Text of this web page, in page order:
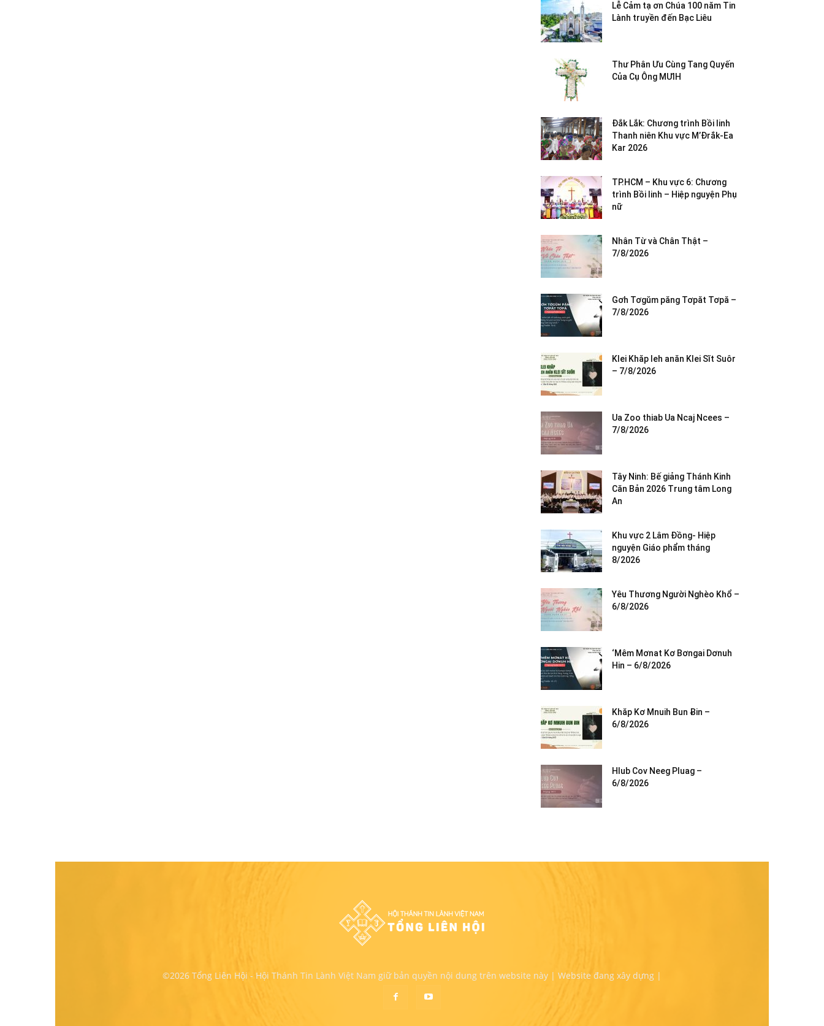
Lễ Cảm tạ ơn Chúa 100 năm Tin
Lành truyền đến Bạc Liêu
Thư Phân Ưu Cùng Tang Quyến
Của Cụ Ông MƯIH
Đắk Lắk: Chương trình Bồi linh
Thanh niên Khu vực M’Đrắk-Ea
Kar 2026
TP.HCM – Khu vực 6: Chương
trình Bồi linh – Hiệp nguyện Phụ
nữ
Nhân Từ và Chân Thật –
7/8/2026
Gơh Tơgŭm păng Tơpăt Tơpă –
7/8/2026
Klei Khăp leh anăn Klei Sĭt Suôr
– 7/8/2026
Ua Zoo thiab Ua Ncaj Ncees –
7/8/2026
Tây Ninh: Bế giảng Thánh Kinh
Căn Bản 2026 Trung tâm Long
An
Khu vực 2 Lâm Đồng- Hiệp
nguyện Giáo phẩm tháng
8/2026
Yêu Thương Người Nghèo Khổ –
6/8/2026
‘Mêm Mơnat Kơ Bơngai Dơnuh
Hin – 6/8/2026
Khăp Kơ Mnuih Bun Ƀin –
6/8/2026
Hlub Cov Neeg Pluag –
6/8/2026
©2026 Tổng Liên Hội - Hội Thánh Tin Lành Việt Nam giữ bản quyền nội dung trên website này | Website đang xây dựng |